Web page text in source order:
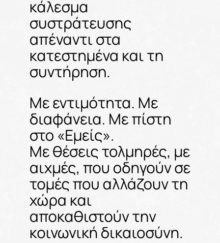
κάλεσμα
συστράτευσης
απέναντι στα
κατεστημένα και τη
συντήρηση.
Με εντιμότητα. Με
διαφάνεια. Με πίστη
στο «Εμείς».
Με θέσεις τολμηρές, με
αιχμές, που οδηγούν σε
τομές που αλλάζουν τη
χώρα και
αποκαθιστούν την
κοινωνική δικαιοσύνη.